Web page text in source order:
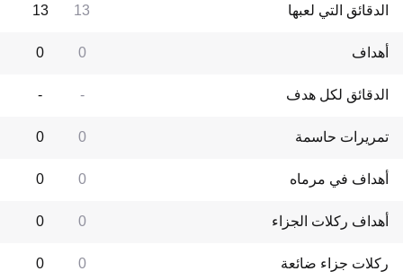
الدقائق التي لعبها 13
13
أهداف 0
0
الدقائق لكل هدف -
-
تمريرات حاسمة 0
0
أهداف في مرماه 0
0
أهداف ركلات الجزاء 0
0
ركلات جزاء ضائعة 0
0